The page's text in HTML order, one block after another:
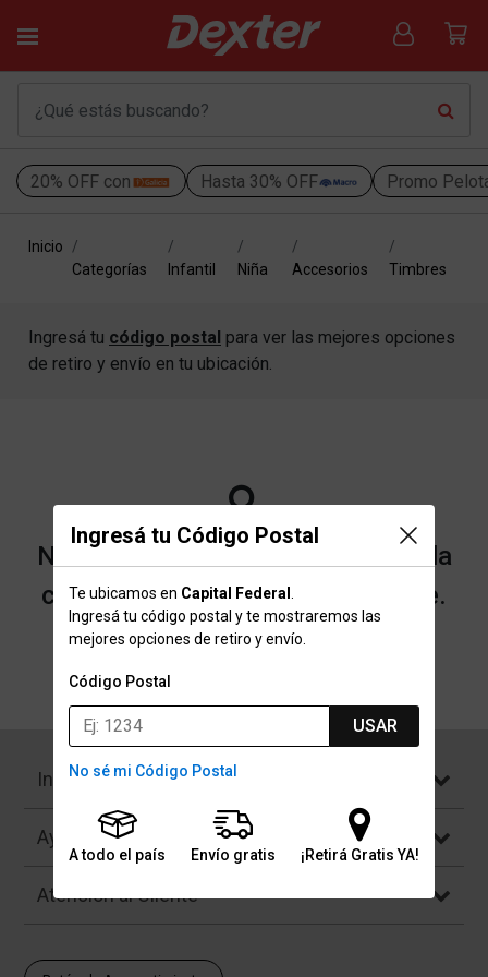
20% OFF con Hasta 30% OFF Promo
Ingresá tu Código Postal
Te ubicamos en Capital Federal
Ingresá tu código postal y te mostraremos las
mejores opciones de retiro y envío.
Código Postal
USAR
No sé mi Código Postal
A todo el país Envío gratis ¡Retirá Gratis YA!
Inicio
Categorías
Infantil Niña Accesorios Timbres
Ingresá tu código postal para ver las mejores opciones
de retiro y envío en tu ubicación.
No encontramos resultados para la
categoría "Timbres" que buscaste.
Volver a la página de inicio
Institucional
Ayuda
Atención al Cliente